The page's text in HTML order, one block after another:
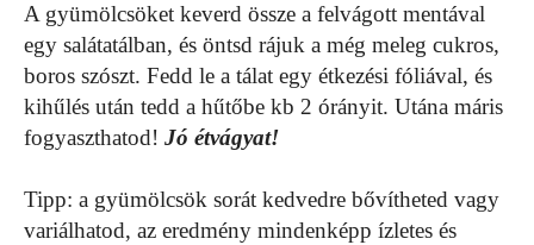
A gyümölcsöket keverd össze a felvágott mentával
egy salátatálban, és öntsd rájuk a még meleg cukros,
boros szószt. Fedd le a tálat egy étkezési fóliával, és
kihűlés után tedd a hűtőbe kb 2 órányit. Utána máris
fogyaszthatod! Jó étvágyat!
Tipp: a gyümölcsök sorát kedvedre bővítheted vagy
variálhatod, az eredmény mindenképp ízletes és